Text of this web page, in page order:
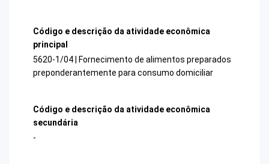
Código e descrição da atividade econômica
principal
5620-1/04 | Fornecimento de alimentos preparados
preponderantemente para consumo domiciliar
Código e descrição da atividade econômica
secundária
-